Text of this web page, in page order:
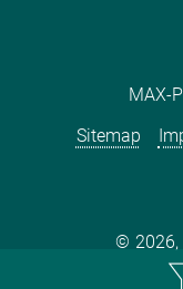
MAX-
Sitemap